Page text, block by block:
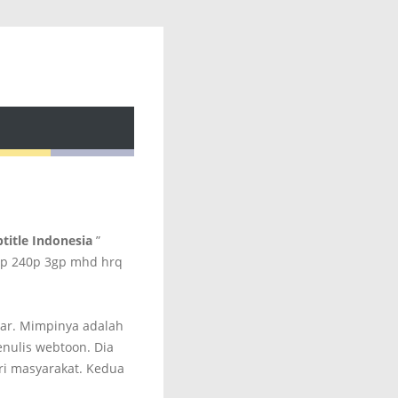
Indonesia ”
240p 3gp mhd hrq
Mimpinya adalah
webtoon. Dia
masyarakat. Kedua